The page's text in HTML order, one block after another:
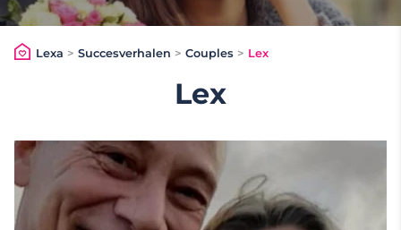
Lexa > Succesverhalen > Couples > Lex
Lex